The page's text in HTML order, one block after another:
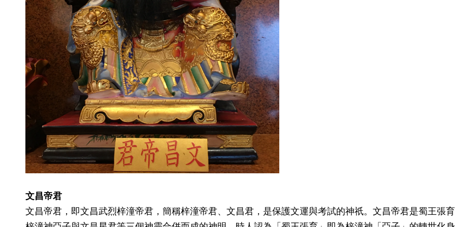
文昌帝君
文昌帝君，即文昌武烈梓潼帝君，簡稱梓潼帝君、文昌君，是保護文運與考試的神祇。文昌帝君是蜀王張育